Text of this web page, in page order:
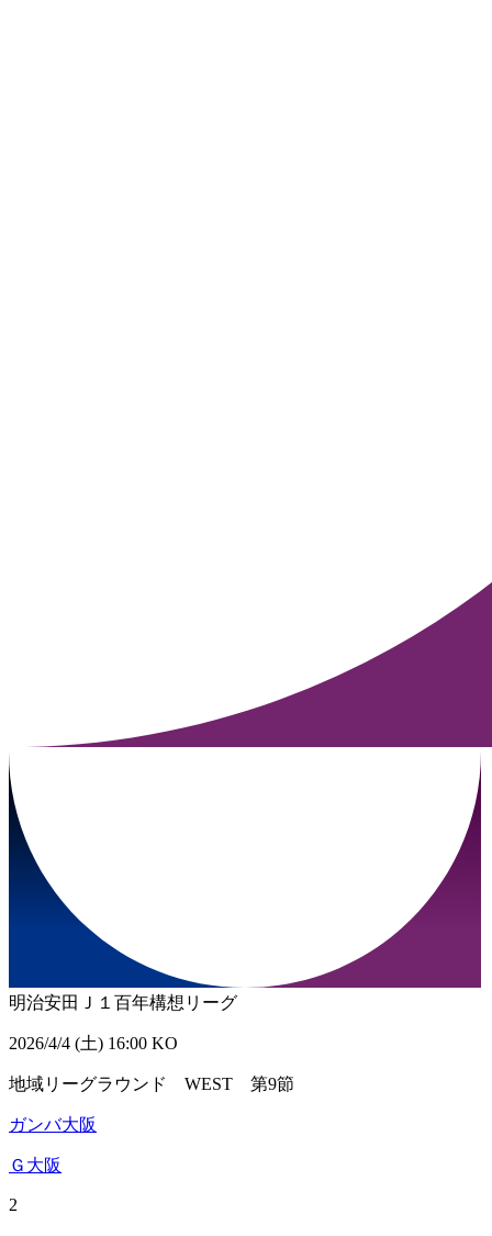
明治安田Ｊ１百年構想リーグ
2026/4/4 (土) 16:00 KO
地域リーグラウンド WEST 第9節
ガンバ大阪
Ｇ大阪
2